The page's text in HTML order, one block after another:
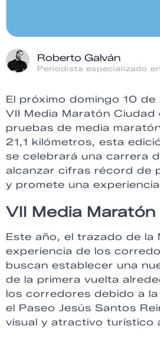
Roberto Galván
Periodista especializado
El próximo domingo 10
VII Media Maratón
pruebas de media
21,1 kilómetros, esta
se celebrará una carrera
alcanzar cifras récord de
y promete una
VII Media
Este año, el trazado de la
experiencia de los
buscan establecer una
de la primera vuelta
los corredores debido a
el Paseo Jesús Santos
visual y atractivo turístico